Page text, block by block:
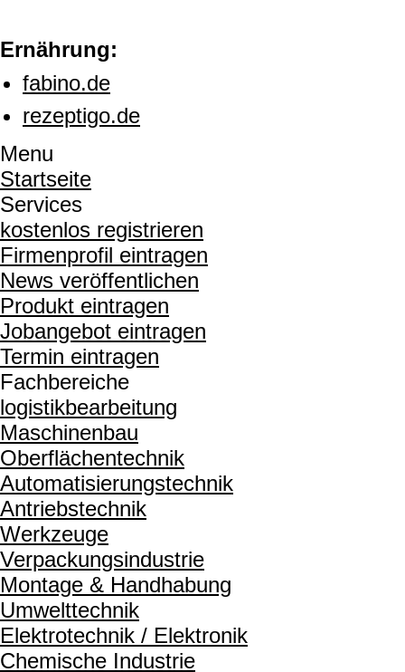
Ernährung:
fabino.de
rezeptigo.de
Menu
Startseite
Services
kostenlos registrieren
Firmenprofil eintragen
News veröffentlichen
Produkt eintragen
Jobangebot eintragen
Termin eintragen
Fachbereiche
logistikbearbeitung
Maschinenbau
Oberflächentechnik
Automatisierungstechnik
Antriebstechnik
Werkzeuge
Verpackungsindustrie
Montage & Handhabung
Umwelttechnik
Elektrotechnik / Elektronik
Chemische Industrie